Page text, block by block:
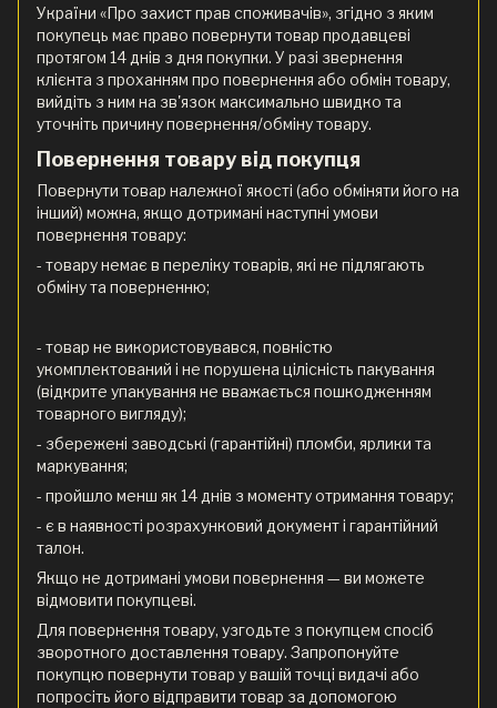
України «Про захист прав споживачів», згідно з яким
покупець має право повернути товар продавцеві
протягом 14 днів з дня покупки. У разі звернення
клієнта з проханням про повернення або обмін товару,
вийдіть з ним на зв'язок максимально швидко та
уточніть причину повернення/обміну товару.
Повернення товару від покупця
Повернути товар належної якості (або обміняти його на
інший) можна, якщо дотримані наступні умови
повернення товару:
- товару немає в переліку товарів, які не підлягають
обміну та поверненню;
- товар не використовувався, повністю
укомплектований і не порушена цілісність пакування
(відкрите упакування не вважається пошкодженням
товарного вигляду);
- збережені заводські (гарантійні) пломби, ярлики та
маркування;
- пройшло менш як 14 днів з моменту отримання товару;
- є в наявності розрахунковий документ і гарантійний
талон.
Якщо не дотримані умови повернення — ви можете
відмовити покупцеві.
Для повернення товару, узгодьте з покупцем спосіб
зворотного доставлення товару. Запропонуйте
покупцю повернути товар у вашій точці видачі або
попросіть його відправити товар за допомогою